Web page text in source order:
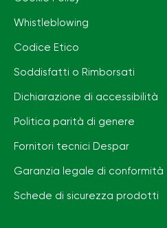
Whistleblowing
Codice Etico
Soddisfatti o Rimborsati
Dichiarazione di accessibilità
Politica parità di genere
Fornitori tecnici Despar
Garanzia legale di conformità
Schede di sicurezza prodotti